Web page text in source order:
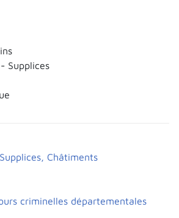
Supplices
Châtiments
criminelles départementales